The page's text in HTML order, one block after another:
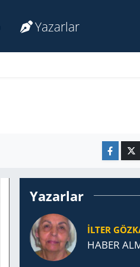
Yazarlar
Yazarlar
İLTER
HABER